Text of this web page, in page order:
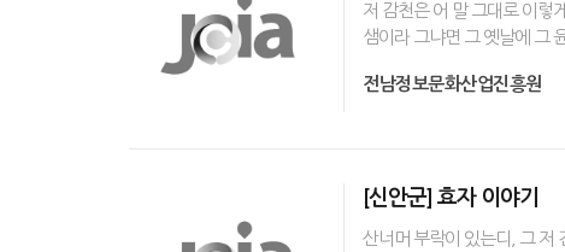
저 감천은 어 말 그대로 이렇
샘이라 그냐면 그 옛날에 그
전남정보문화산업진흥원
[신안군] 효자 이야기
산너머 부락이 있는디, 그 저